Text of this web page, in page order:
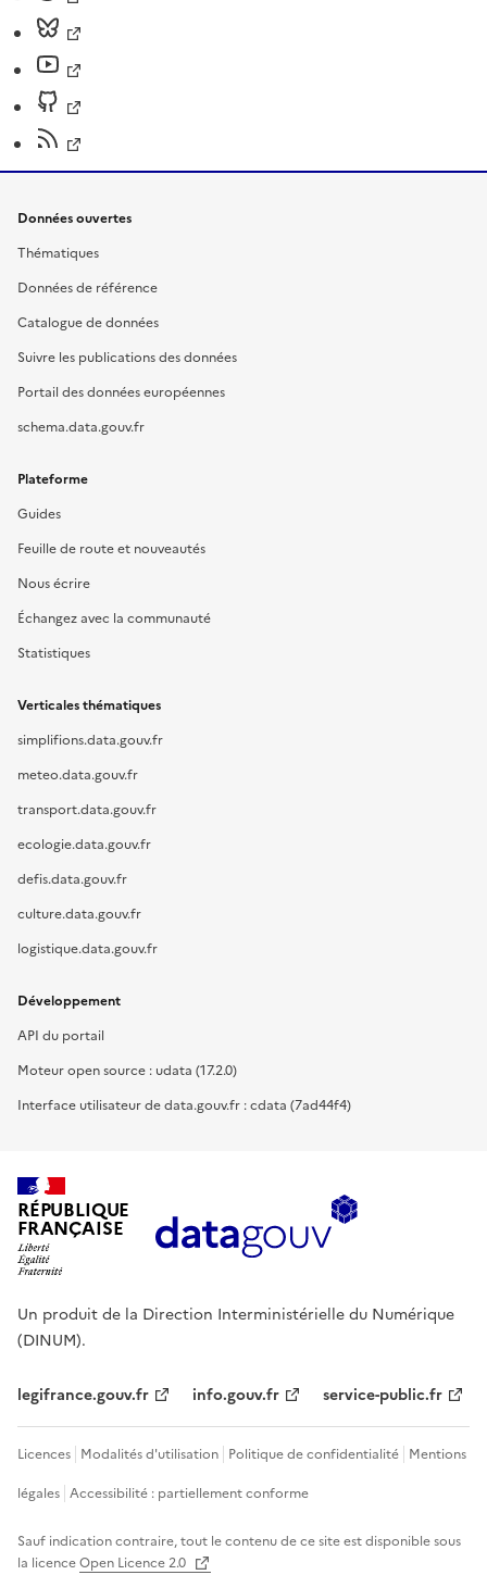
Données ouvertes
Thématiques
Données de référence
Catalogue de données
Suivre les publications des données
Portail des données européennes
schema.data.gouv.fr
Plateforme
Guides
Feuille de route et nouveautés
Nous écrire
Échangez avec la communauté
Statistiques
Verticales thématiques
simplifions.data.gouv.fr
meteo.data.gouv.fr
transport.data.gouv.fr
ecologie.data.gouv.fr
defis.data.gouv.fr
culture.data.gouv.fr
logistique.data.gouv.fr
Développement
API du portail
Moteur open source : udata (17.2.0)
Interface utilisateur de data.gouv.fr : cdata (7ad44f4)
RÉPUBLIQUE
FRANÇAISE
Un produit de la Direction Interministérielle du Numérique
(DINUM).
legifrance.gouv.fr info.gouv.fr service-public.fr
Licences Modalités d'utilisation Politique de confidentialité Mentions
légales Accessibilité : partiellement conforme
Sauf indication contraire, tout le contenu de ce site est disponible sous
la licenceOpen Licence 2.0